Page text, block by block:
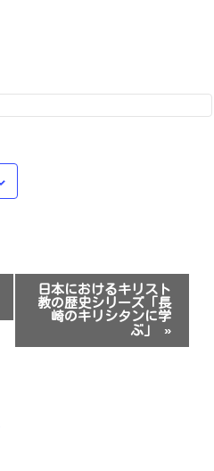
日本におけるキリスト
教の歴史シリーズ「長
崎のキリシタンに学
ぶ」 »